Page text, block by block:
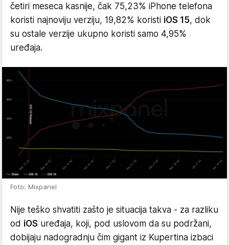
četiri meseca kasnije, čak 75,23% iPhone telefona
koristi najnoviju verziju, 19,82% koristi iOS 15, dok
su ostale verzije ukupno koristi samo 4,95%
uređaja.
Foto: Mixpanel
Nije teško shvatiti zašto je situacija takva - za razliku
od iOS uređaja, koji, pod uslovom da su podržani,
dobijaju nadogradnju čim gigant iz Kupertina izbaci